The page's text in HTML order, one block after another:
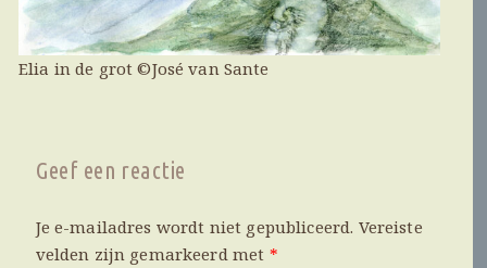
Elia in de grot ©José van Sante
Geef een reactie
Je e-mailadres wordt niet gepubliceerd. Vereiste
velden zijn gemarkeerd met *